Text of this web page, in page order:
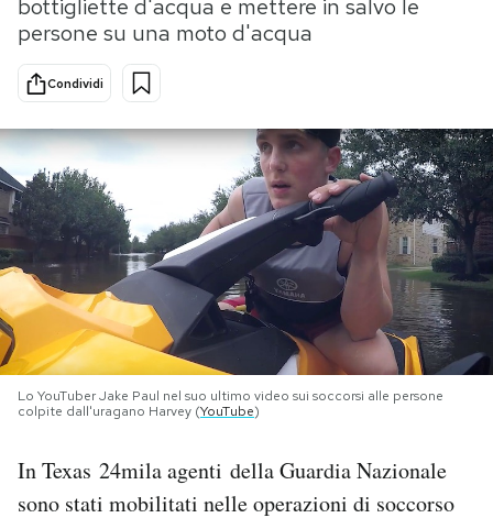
Economia
Sport
Altrecose
PODCAST
NEWSLETTER
I MIEI PREFERITI
SHOP
bottigliette d'acqua e mettere in salvo le
persone su una moto d'acqua
Condividi
Lo YouTuber Jake Paul nel suo ultimo video sui soccorsi alle persone
colpite dall'uragano Harvey (YouTube)
In Texas 24mila agenti della Guardia Nazionale
sono stati mobilitati nelle operazioni di soccorso